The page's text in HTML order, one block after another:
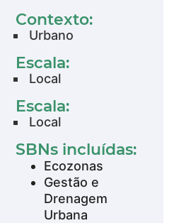
Contexto:
Urbano
Escala:
Local
Escala:
Local
SBNs incluídas:
Ecozonas
Gestão e
Drenagem
Urbana